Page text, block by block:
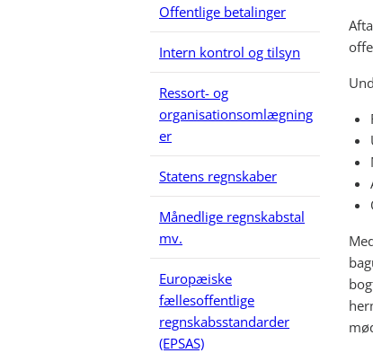
Offentlige betalinger
Intern kontrol og tilsyn
Ressort- og
organisationsomlægning
er
Statens regnskaber
Månedlige regnskabstal
mv.
Europæiske
fællesoffentlige
regnskabsstandarder
(EPSAS)